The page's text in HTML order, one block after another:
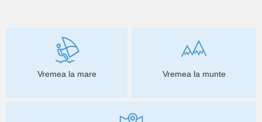
Vremea la mare Vremea la munte